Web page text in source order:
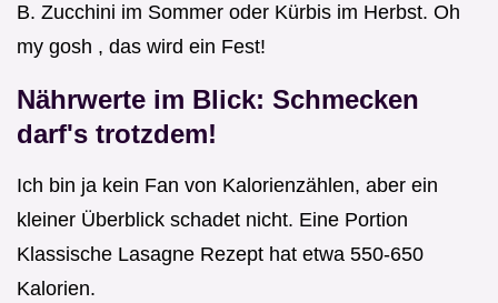
B. Zucchini im Sommer oder Kürbis im Herbst. Oh
my gosh , das wird ein Fest!
Nährwerte im Blick: Schmecken
darf's trotzdem!
Ich bin ja kein Fan von Kalorienzählen, aber ein
kleiner Überblick schadet nicht. Eine Portion
Klassische Lasagne Rezept hat etwa 550-650
Kalorien.